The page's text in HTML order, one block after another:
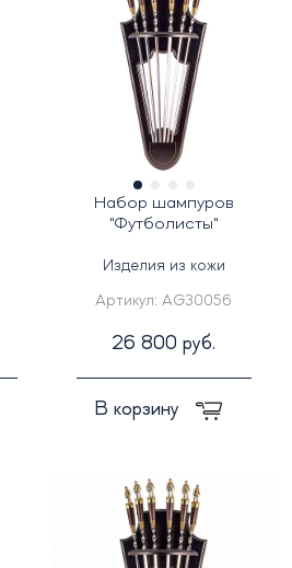
Набор шампуров
"Футболисты"
Изделия из кожи
Артикул:AG30056
26 800 руб.
В корзину